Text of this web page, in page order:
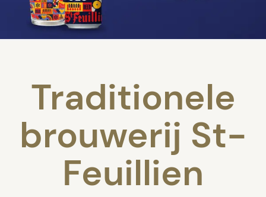
Traditionele
brouwerij St-
Feuillien